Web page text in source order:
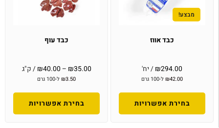
מבצע!
כבד אווז
₪294.00 / יח'
₪42.00 ל-100 גרם
בחירת אפשרויות
כבד עוף
₪35.00
–
₪40.00 / ק"ג
₪3.50 ל-100 גרם
בחירת אפשרויות